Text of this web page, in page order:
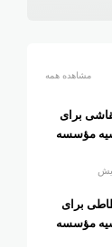
مشاهده همه
برای
مؤسسه
برای
مؤسسه